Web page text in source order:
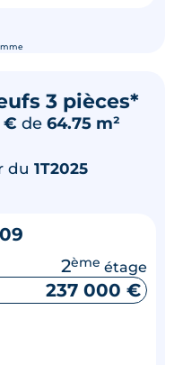
3 pièces*
€ de 64.75 m²
du 1T2025
2ème étage
237 000 €